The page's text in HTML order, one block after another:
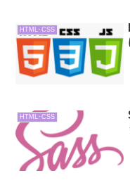
HTML･CSS
HTML･CSS